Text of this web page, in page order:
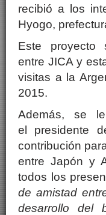
recibió a los
Hyogo,
Este
entre JICA y
visitas a la
2015.
Además, se
el presidente
contribución
entre Japón y
todos los
de amistad
desarrollo del